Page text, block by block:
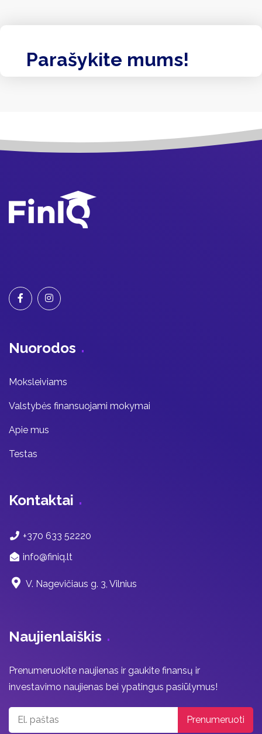
Parašykite mums!
Nuorodos
Moksleiviams
Valstybės finansuojami mokymai
Apie mus
Testas
Kontaktai
+370 633 52220
info@finiq.lt
V. Nagevičiaus g. 3, Vilnius
Naujienlaiškis
Prenumeruokite naujienas ir gaukite finansų ir
investavimo naujienas bei ypatingus pasiūlymus!